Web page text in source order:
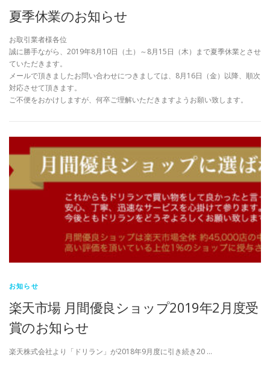
夏季休業のお知らせ
お取引業者様各位
誠に勝手ながら、2019年8月10日（土）～8月15日（木）まで夏季休業とさせ
ていただきます。
メールで頂きましたお問い合わせにつきましては、8月16日（金）以降、順次
対応させて頂きます。
ご不便をおかけしますが、何卒ご理解いただきますようお願い致します。
お知らせ
楽天市場 月間優良ショップ2019年2月度受
賞のお知らせ
楽天株式会社より「ドリラン」が2018年9月度に引き続き20 …